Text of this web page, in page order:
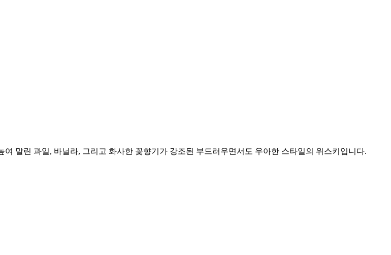
말린 과일, 바닐라, 그리고 화사한 꽃향기가 강조된 부드러우면서도 우아한 스타일의 위스키입니다.